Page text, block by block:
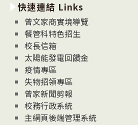
消
息
News
快速連結 Links
曾文家商實境導覽
餐管科特色招生
校長信箱
太陽能發電回饋金
疫情專區
失物招領專區
曾家新聞剪報
校務行政系統
主網頁後端管理系統